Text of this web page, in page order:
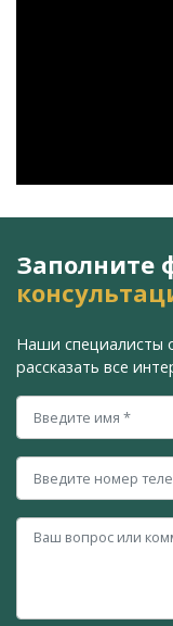
Заполните
Наши специалисты
рассказать все